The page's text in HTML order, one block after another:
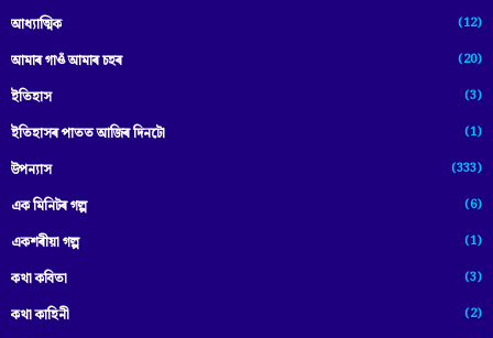
আধ্যাত্মিক (12)
আমাৰ গাওঁ আমাৰ চহৰ (20)
ইতিহাস (3)
ইতিহাসৰ পাতত আজিৰ দিনটো (1)
উপন্যাস (333)
এক মিনিটৰ গল্প (6)
একশৰীয়া গল্প (1)
কথা কবিতা (3)
কথা কাহিনী (2)